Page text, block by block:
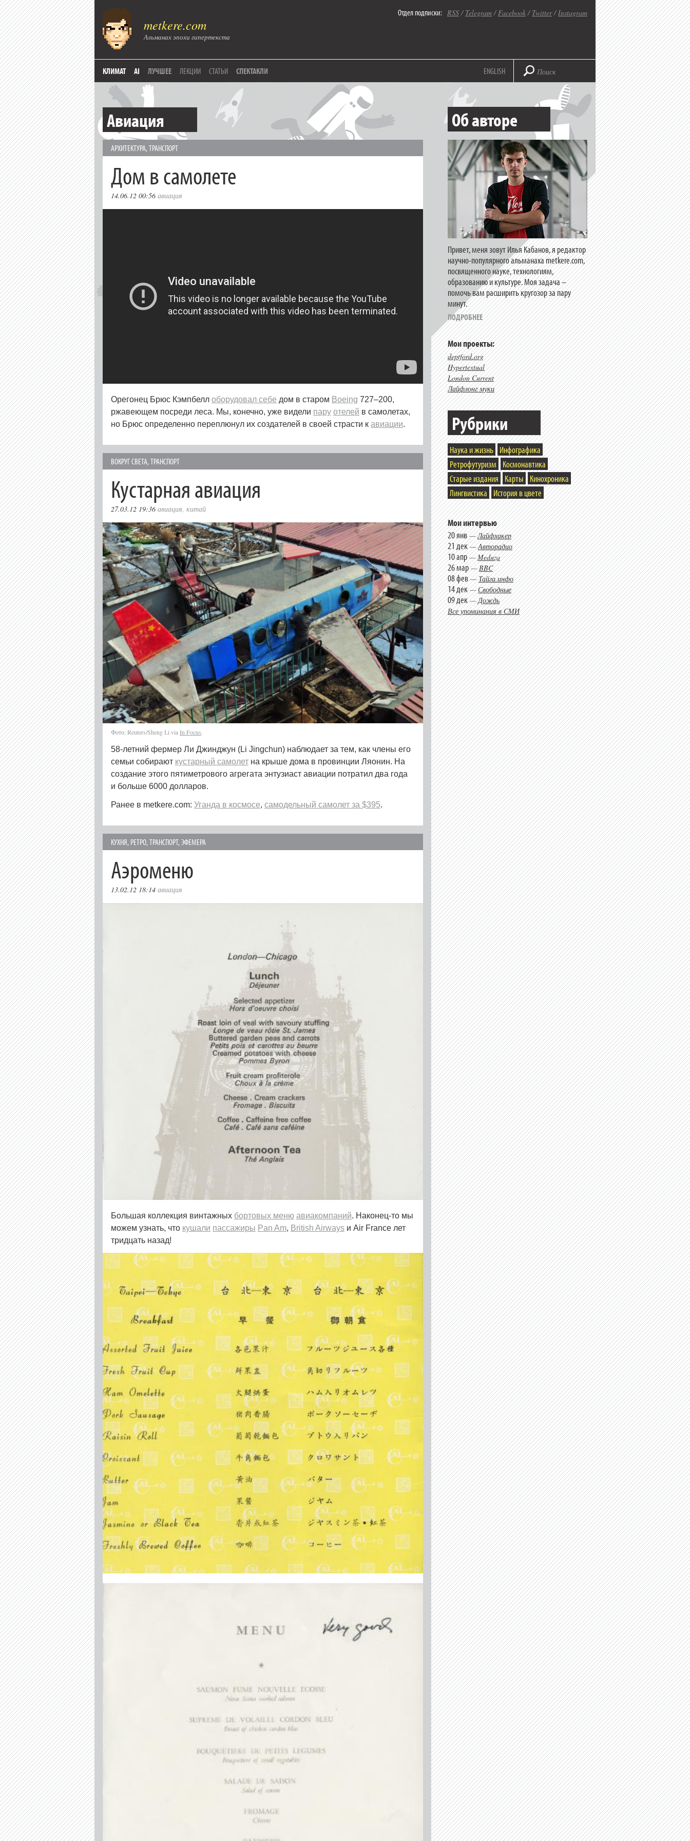
metkere.com
Альманах эпохи гипертекста
Отдел подписки: RSS/ Telegram/Facebook/ Twitter/Instagram
КЛИМАТ AI ЛУЧШЕЕ ЛЕКЦИИ СТАТЬИ СПЕКТАКЛИ ENGLISH
Авиация
АРХИТЕКТУРА,ТРАНСПОРТ
Дом в самолете
14.06.12 00:56 авиация
Орегонец Брюс Кэмпбелл оборудовал себе дом в старом Boeing 727–200,
ржавеющем посреди леса. Мы, конечно, уже видели пару отелей в самолетах,
но Брюс определенно переплюнул их создателей в своей страсти к авиации.
ВОКРУГ СВЕТА,ТРАНСПОРТ
Кустарная авиация
27.03.12 19:36 авиация, китай
Фото: Reuters/Sheng Li viaIn Focus
58-летний фермер Ли Джинджун (Li Jingchun) наблюдает за тем, как члены его
семьи собирают кустарный самолет на крыше дома в провинции Ляонин. На
создание этого пятиметрового агрегата энтузиаст авиации потратил два года
и больше 6000 долларов.
Ранее в metkere.com: Уганда в космосе, самодельный самолет за $395.
КУХНЯ, РЕТРО,ТРАНСПОРТ,ЭФЕМЕРА
Аэроменю
13.02.12 18:14 авиация
Большая коллекция винтажных бортовых меню авиакомпаний. Наконец-то мы
можем узнать, что кушали пассажиры Pan Am, British Airways и Air France лет
тридцать назад!
Об авторе
Привет, меня зовут Илья Кабанов, я редактор
научно-популярного альманаха metkere.com,
посвященного науке, технологиям,
образованию и культуре. Моя задача –
помочь вам расширить кругозор за пару
минут.
ПОДРОБНЕЕ
Мои проекты:
deptford.org
Hypertextual
London Current
Лайфлонг муки
Рубрики
Наука и жизнь Инфографика
Ретрофутуризм
Космонавтика
Старые издания
Карты
Кинохроника
Лингвистика
История в цвете
Мои интервью
20 янв—Лайфхакер
21 дек—Авторадио
10 апр—Meduza
26 мар—BBC
08 фев—Тайга.инфо
14 дек—Свободные
09 дек—Дождь
Все упоминания в СМИ